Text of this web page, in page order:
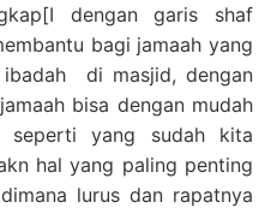
dengan garis shaf
bagi jamaah yang
ibadah di masjid, dengan
bisa dengan mudah
seperti yang sudah kita
hal yang paling penting
lurus dan rapatnya